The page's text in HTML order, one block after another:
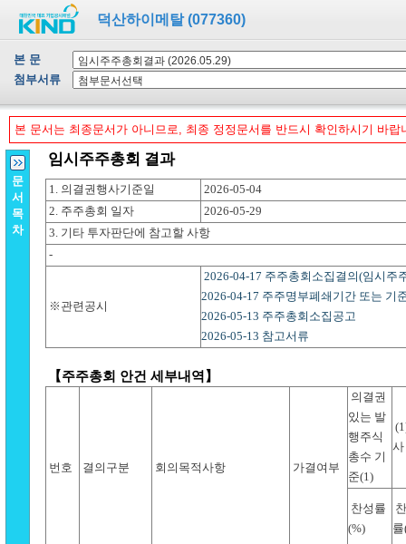
덕산하이메탈 (077360)
본 문
첨부서류
본 문서는 최종문서가 아니므로, 최종 정정문서를 반드시 확인하시기 바랍
문
서
목
차